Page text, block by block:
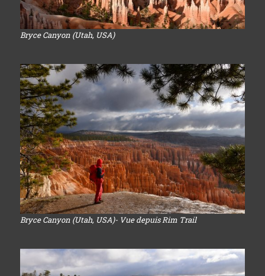
Bryce Canyon (Utah, USA)
Bryce Canyon (Utah, USA)- Vue depuis Rim Trail